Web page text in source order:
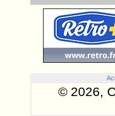
© 2026,